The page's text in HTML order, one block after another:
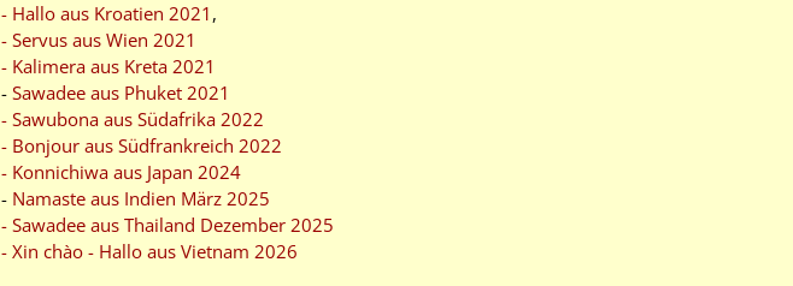
- Hallo aus Kroatien 2021 ,
- Servus aus Wien 2021
- Kalimera aus Kreta 2021
- Sawadee aus Phuket 2021
- Sawubona aus Südafrika 2022
- Bonjour aus Südfrankreich 2022
- Konnichiwa aus Japan 2024
- Namaste aus Indien März 2025
- Sawadee aus Thailand Dezember 2025
- Xin chào - Hallo aus Vietnam 2026